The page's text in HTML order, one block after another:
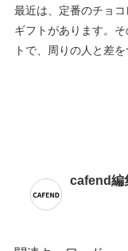
最近は、定番のチョ
ギフトがあります。
トで、周りの人と差
cafend編